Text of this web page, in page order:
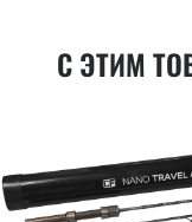
С ЭТИМ